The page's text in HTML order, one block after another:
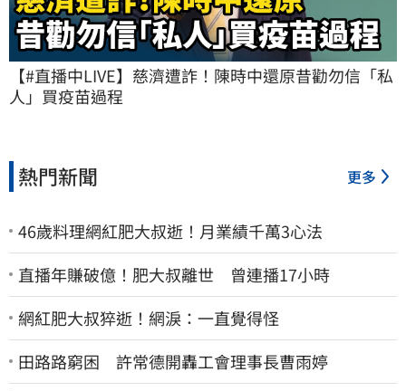
【#直播中LIVE】慈濟遭詐！陳時中還原昔勸勿信「私
人」買疫苗過程
熱門新聞 更多
46歲料理網紅肥大叔逝！月業績千萬3心法
直播年賺破億！肥大叔離世 曾連播17小時
網紅肥大叔猝逝！網淚：一直覺得怪
田路路窮困 許常德開轟工會理事長曹雨婷